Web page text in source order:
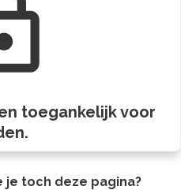
toegankelijk voor
je toch deze pagina?